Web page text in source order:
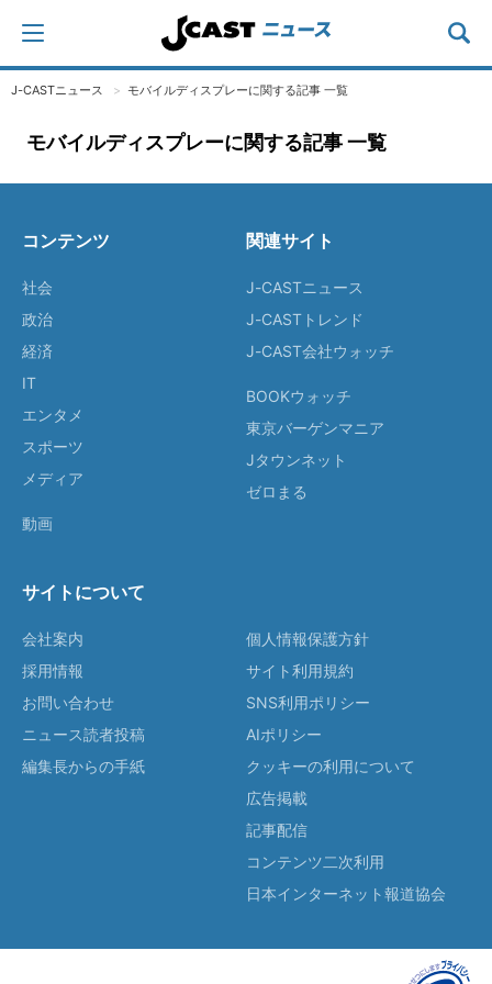
J-CASTニュース モバイルディスプレーに関する記事 一覧
モバイルディスプレーに関する記事 一覧
コンテンツ
社会
政治
経済
IT
エンタメ
スポーツ
メディア
動画
関連サイト
J-CASTニュース
J-CASTトレンド
J-CAST会社ウォッチ
BOOKウォッチ
東京バーゲンマニア
Jタウンネット
ゼロまる
サイトについて
会社案内
採用情報
お問い合わせ
ニュース読者投稿
編集長からの手紙
個人情報保護方針
サイト利用規約
SNS利用ポリシー
AIポリシー
クッキーの利用について
広告掲載
記事配信
コンテンツ二次利用
日本インターネット報道協会